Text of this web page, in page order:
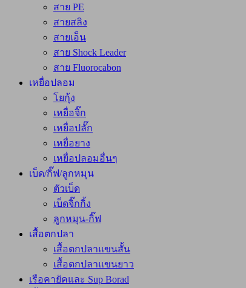
สาย PE
สายสลิง
สายเอ็น
สาย Shock Leader
สาย Fluorocabon
เหยื่อปลอม
โยกุ้ง
เหยื่อจิ๊ก
เหยื่อปลั๊ก
เหยื่อยาง
เหยื่อปลอมอื่นๆ
เบ็ด/กิ๊ฟ/ลูกหมุน
ตัวเบ็ด
เบ็ดจิ๊กกิ้ง
ลูกหมุน-กิ๊ฟ
เสื้อตกปลา
เสื้อตกปลาแขนสั้น
เสื้อตกปลาแขนยาว
เรือคายัคและ Sup Borad